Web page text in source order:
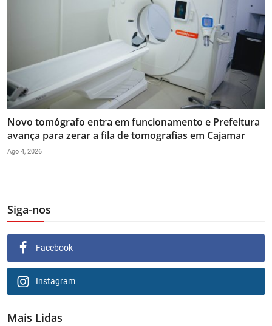
Novo tomógrafo entra em funcionamento e Prefeitura
avança para zerar a fila de tomografias em Cajamar
Ago 4, 2026
Siga-nos
Facebook
Instagram
Mais Lidas